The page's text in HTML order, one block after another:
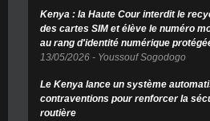
Kenya : la Haute Cour interdit le
des cartes SIM et élève le numéro
au rang d'identité numérique
13/05/2026 - Youssouf Sogodogo
Le Kenya lance un système
contraventions pour renforcer la
routière